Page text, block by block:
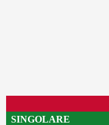
SINGOLARE